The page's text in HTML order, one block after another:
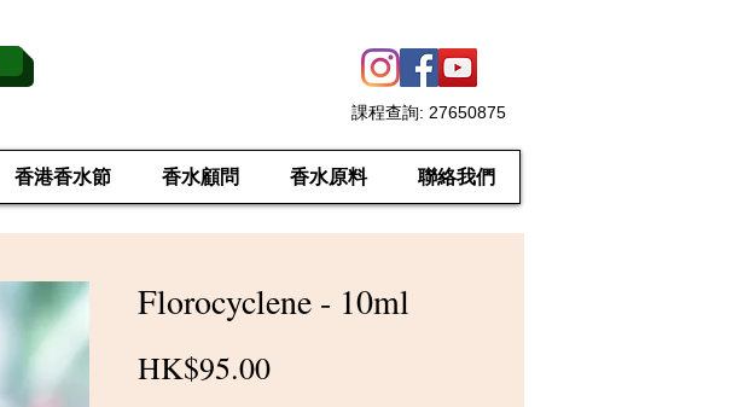
課程查詢: 27650875
香港香水節 香水顧問 香水原料 聯絡我們
Florocyclene - 10ml
HK$95.00價